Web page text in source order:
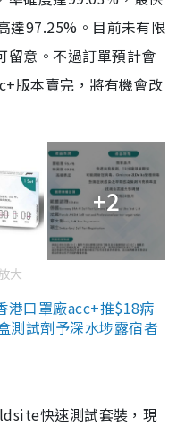
達97.25%。目前未有限
留意。不過訂單預計會
版本賣完，將有機會改
+2
大
港口罩廠acc+推$18病
測試劑予深水埗露宿者
快速測試套裝，現